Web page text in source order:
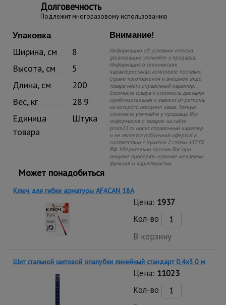
Долговечность
Подлежит многоразовому использованию
Упаковка
Ширина, см
8
Высота, см
5
Длина, см
200
Вес, кг
28.9
Единица
товара
Штука
Внимание!
Информацию об условиях отпуска
(реализации) уточняйте у продавца.
Информация о технических
характеристиках, комплекте поставки,
стране изготовления и внешнем виде
товара носит справочный характер.
Стоимость товара и стоимость доставки
приблизительная и зависит от региона,
из которого поступил заказ. Точную
стоимость уточняйте у продавца. Вся
информация о товарах на сайте
prom23.ru носит справочный характер
и не является публичной офертой в
соответствии с пунктом 2 статьи 437 ГК
РФ. Убедительно просим Вас при
покупке проверять наличие желаемых
функций и характеристик.
Может понадобиться
Ключ для гибки арматуры AFACAN 18A
Цена: 1937
Кол-во
В корзину
Щит стальной щитовой опалубки линейный стандарт 0,4x3,0 м
Цена: 11023
Кол-во